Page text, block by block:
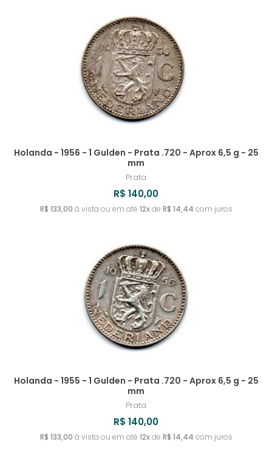
Holanda - 1956 - 1 Gulden - Prata .720 - Aprox 6,5 g - 25
mm
Prata
R$ 140,00
R$ 133,00 à vista ou em até 12xde R$ 14,44 com juros
Holanda - 1955 - 1 Gulden - Prata .720 - Aprox 6,5 g - 25
mm
Prata
R$ 140,00
R$ 133,00 à vista ou em até 12xde R$ 14,44 com juros